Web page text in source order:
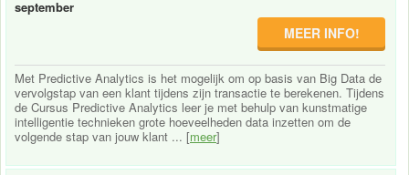
september
MEER INFO!
Met Predictive Analytics is het mogelijk om op basis van Big Data de
vervolgstap van een klant tijdens zijn transactie te berekenen. Tijdens
de Cursus Predictive Analytics leer je met behulp van kunstmatige
intelligentie technieken grote hoeveelheden data inzetten om de
volgende stap van jouw klant ... [meer]